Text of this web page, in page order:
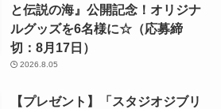
と伝説の海』公開記念！オリジナ
ルグッズを6名様に☆（応募締
切：8月17日）
2026.8.05
【プレゼント】「スタジオジブリ